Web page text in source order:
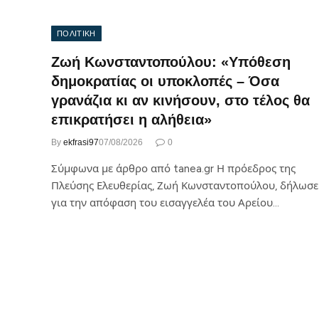
ΠΟΛΙΤΙΚΗ
Ζωή Κωνσταντοπούλου: «Υπόθεση
δημοκρατίας οι υποκλοπές – Όσα
γρανάζια κι αν κινήσουν, στο τέλος θα
επικρατήσει η αλήθεια»
By ekfrasi9707/08/2026 0
Σύμφωνα με άρθρο από tanea.gr Η πρόεδρος της
Πλεύσης Ελευθερίας, Ζωή Κωνσταντοπούλου, δήλωσε
για την απόφαση του εισαγγελέα του Αρείου…